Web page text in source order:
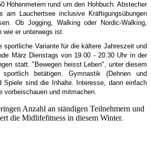
Höhenmetern rund um den Hohbuch. Abstecher
am Lauchertsee inclusive Kräftigungsübungen
Ob Jogging, Walking oder Nordic-Walking,
wie er unterwegs ist.
sportliche Variante für die kältere Jahreszeit und
März Dienstags von 19.00 - 20.30 Uhr in der
statt. "Bewegen heisst Leben", unter diesem
betätigen. Gymnastik (Dehnen und
Spiele sind die Inhalte. Interesse, dann einfach
vorbeischauen und mitmachen.
Anzahl an ständigen Teilnehmern und
die Midlifefitness in diesem Winter.